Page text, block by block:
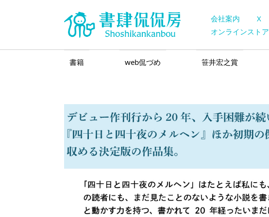
会社案内 X
オンラインストア
書籍 web侃づめ 笹井宏之賞